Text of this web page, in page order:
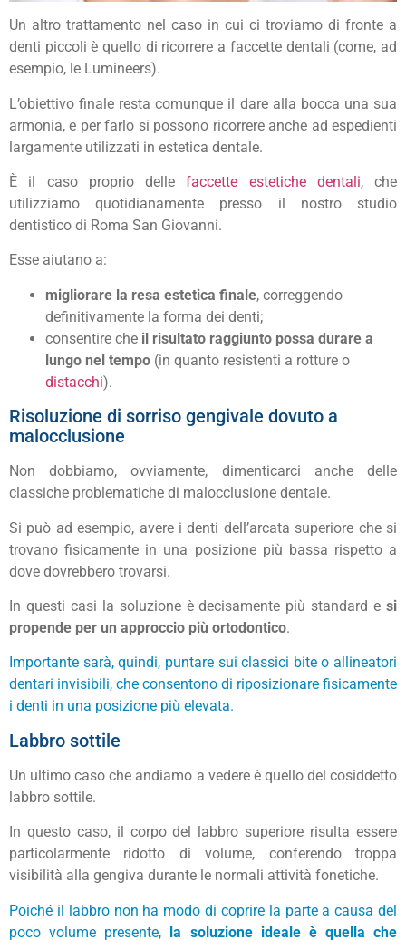
Un altro trattamento nel caso in cui ci troviamo di fronte a
denti piccoli è quello di ricorrere a faccette dentali (come, ad
esempio, le Lumineers).
L’obiettivo finale resta comunque il dare alla bocca una sua
armonia, e per farlo si possono ricorrere anche ad espedienti
largamente utilizzati in estetica dentale.
È il caso proprio dellefaccette estetiche dentali, che
utilizziamo quotidianamente presso il nostro studio
dentistico di Roma San Giovanni.
Esse aiutano a:
migliorare la resa estetica finale, correggendo
definitivamente la forma dei denti;
consentire che il risultato raggiunto possa durare a
lungo nel tempo (in quanto resistenti a rotture o
distacchi).
Risoluzione di sorriso gengivale dovuto a
malocclusione
Non dobbiamo, ovviamente, dimenticarci anche delle
classiche problematiche di malocclusione dentale.
Si può ad esempio, avere i denti dell’arcata superiore che si
trovano fisicamente in una posizione più bassa rispetto a
dove dovrebbero trovarsi.
In questi casi la soluzione è decisamente più standard e si
propende per un approccio più ortodontico.
Importante sarà, quindi, puntare sui classici bite o allineatori
dentari invisibili, che consentono di riposizionare fisicamente
i denti in una posizione più elevata.
Labbro sottile
Un ultimo caso che andiamo a vedere è quello del cosiddetto
labbro sottile.
In questo caso, il corpo del labbro superiore risulta essere
particolarmente ridotto di volume, conferendo troppa
visibilità alla gengiva durante le normali attività fonetiche.
Poiché il labbro non ha modo di coprire la parte a causa del
poco volume presente, la soluzione ideale è quella che